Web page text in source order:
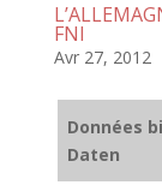
FNI
Avr 27, 2012
Données
Daten